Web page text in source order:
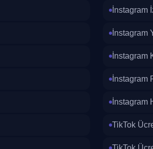
İnstagram
İnstagram
İnstagram
İnstagram
İnstagram
TikTok